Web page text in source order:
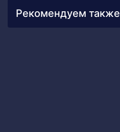
Рекомендуем также